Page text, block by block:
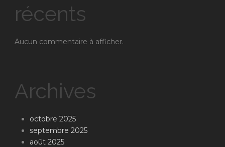
récents
Aucun commentaire à afficher.
Archives
octobre 2025
septembre 2025
août 2025